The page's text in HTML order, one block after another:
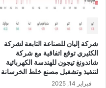
6
%
ل
ى
2
4
شركة إليان للصناعة التابعة لشركة
الكثيري توقع اتفاقية مع شركة
شاندونغ تيجون للهندسة الكهربائية
لتنفيذ وتشغيل مصنع خلط الخرسانة
فبراير 14, 2025